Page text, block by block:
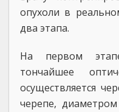
опухоли в
два этапа.
На первом
тончайшее
осуществляется
черепе,